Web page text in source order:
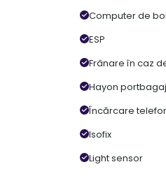
Computer de
ESP
Frânare în caz
Hayon
Încărcare
Isofix
Light sensor